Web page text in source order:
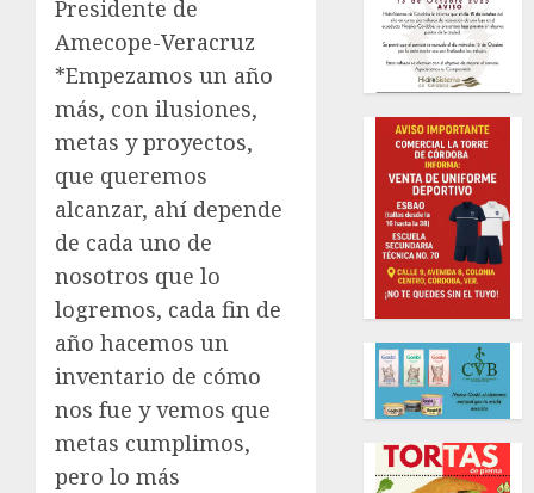
Presidente de
Amecope-Veracruz
*Empezamos un año
más, con ilusiones,
metas y proyectos,
que queremos
alcanzar, ahí depende
de cada uno de
nosotros que lo
logremos, cada fin de
año hacemos un
inventario de cómo
nos fue y vemos que
metas cumplimos,
pero lo más